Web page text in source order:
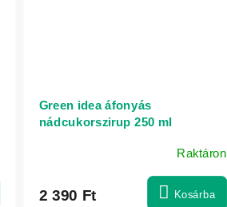
Green idea áfonyás
nádcukorszirup 250 ml
Raktáron
2 390 Ft Kosárba